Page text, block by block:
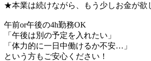
★本業は続けながら、もう少しお金が欲
午前or午後の4h勤務OK
「午後は別の予定を入れたい」
「体力的に一日中働けるか不安…」
という方もご安心ください！